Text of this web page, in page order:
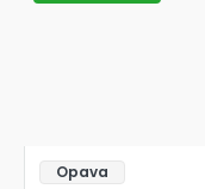
Opava